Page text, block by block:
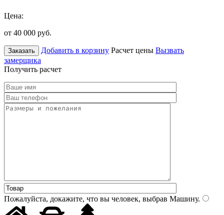
Цена:
от 40 000 руб.
Заказать Добавить в корзину Расчет цены Вызвать
замерщика
Получить расчет
Пожалуйста, докажите, что вы человек, выбрав Машину.